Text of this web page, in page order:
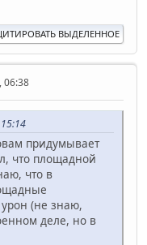
ВЫДЕЛЕННОЕ
06:38
придумывает
что площадной
что в
(не знаю,
деле, но в